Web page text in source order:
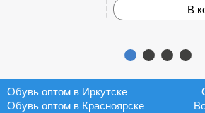
В
Обувь оптом в Иркутске
Обувь оптом в Красноярске